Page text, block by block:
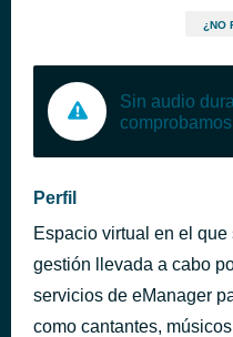
¿NO
Sin audio
Perfil
Espacio virtual en el
gestión llevada a cabo
servicios de eManager
como cantantes,